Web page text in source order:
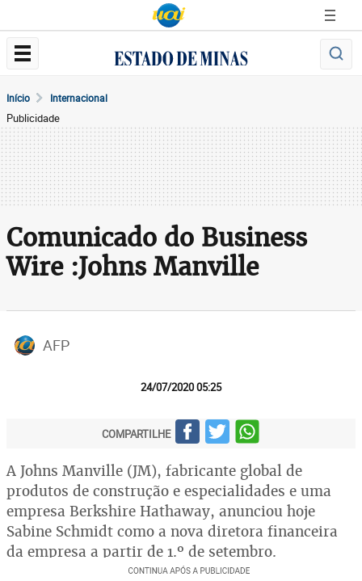
Início Internacional
Publicidade
Comunicado do Business
Wire :Johns Manville
AFP
24/07/2020 05:25
COMPARTILHE
A Johns Manville (JM), fabricante global de
produtos de construção e especialidades e uma
empresa Berkshire Hathaway, anunciou hoje
Sabine Schmidt como a nova diretora financeira
da empresa a partir de 1.º de setembro.